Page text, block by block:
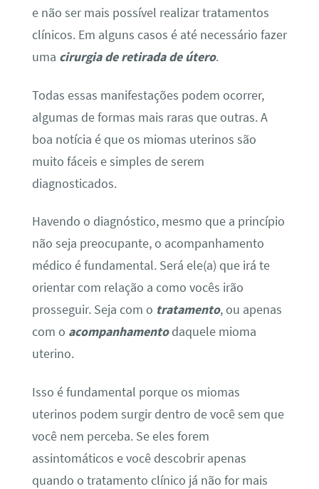
e não ser mais possível realizar tratamentos
clínicos. Em alguns casos é até necessário fazer
uma cirurgia de retirada de útero.
Todas essas manifestações podem ocorrer,
algumas de formas mais raras que outras. A
boa notícia é que os miomas uterinos são
muito fáceis e simples de serem
diagnosticados.
Havendo o diagnóstico, mesmo que a princípio
não seja preocupante, o acompanhamento
médico é fundamental. Será ele(a) que irá te
orientar com relação a como vocês irão
prosseguir. Seja com o tratamento, ou apenas
com o acompanhamentodaquele mioma
uterino.
Isso é fundamental porque os miomas
uterinos podem surgir dentro de você sem que
você nem perceba. Se eles forem
assintomáticos e você descobrir apenas
quando o tratamento clínico já não for mais